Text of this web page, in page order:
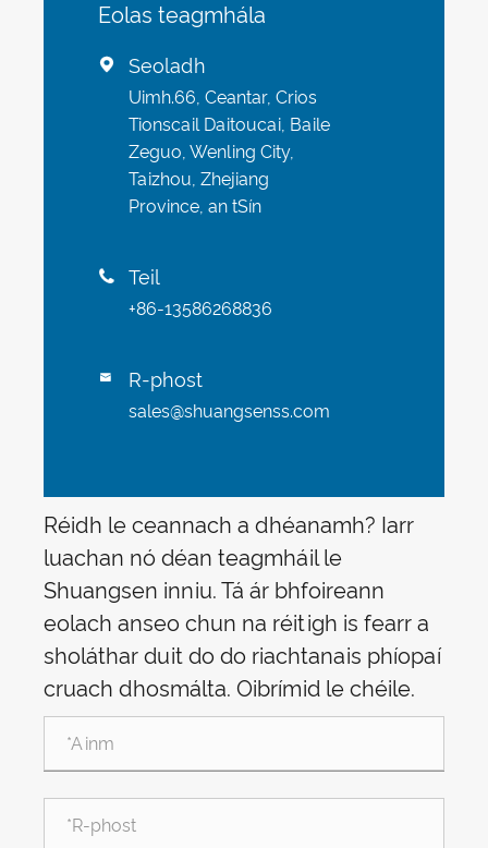
Eolas teagmhála
 Seoladh
Uimh.66, Ceantar, Crios
Tionscail Daitoucai, Baile
Zeguo, Wenling City,
Taizhou, Zhejiang
Province, an tSín
 Teil
+86-13586268836
 R-phost
sales@shuangsenss.com
Réidh le ceannach a dhéanamh? Iarr
luachan nó déan teagmháil le
Shuangsen inniu. Tá ár bhfoireann
eolach anseo chun na réitigh is fearr a
sholáthar duit do do riachtanais phíopaí
cruach dhosmálta. Oibrímid le chéile.